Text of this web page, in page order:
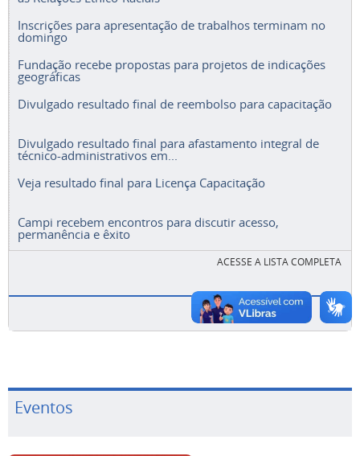
Inscrições para apresentação de trabalhos terminam no
domingo
Fundação recebe propostas para projetos de indicações
geográficas
Divulgado resultado final de reembolso para capacitação
Divulgado resultado final para afastamento integral de
técnico-administrativos em...
Veja resultado final para Licença Capacitação
Campi recebem encontros para discutir acesso,
permanência e êxito
ACESSE A LISTA COMPLETA
Eventos